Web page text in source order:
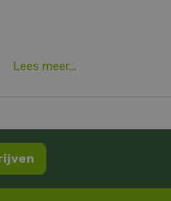
Lees meer...